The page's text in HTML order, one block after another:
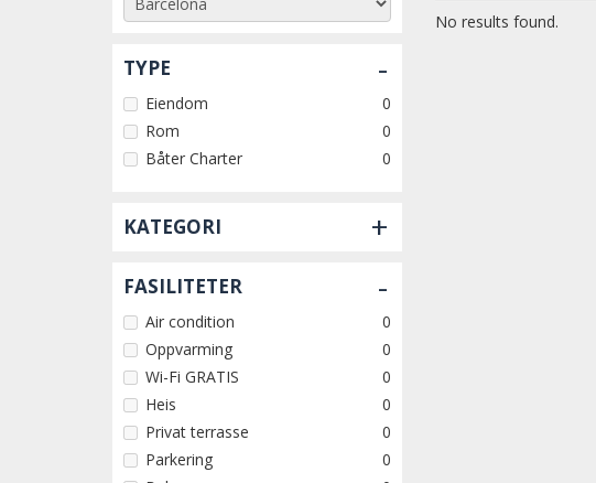
TYPE -
Eiendom
0
Rom
0
Båter Charter
0
KATEGORI +
FASILITETER -
Air condition
0
Oppvarming
0
Wi-Fi GRATIS
0
Heis
0
Privat terrasse
0
Parkering
0
No results found.